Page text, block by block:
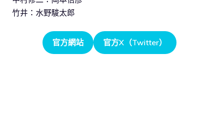
竹井：水野駿太郎
官方網站 官方X（Twitter）